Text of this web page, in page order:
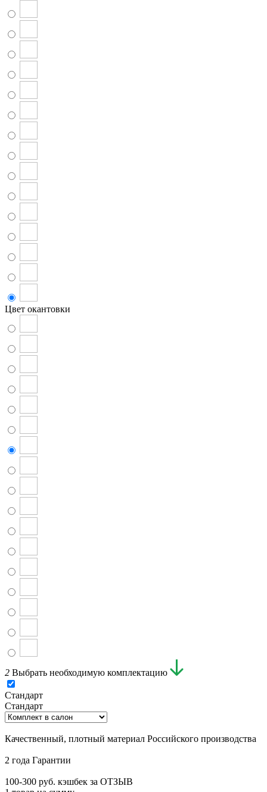
Цвет окантовки
2 Выбрать необходимую комплектацию
Стандарт
Стандарт
Качественный, плотный материал Российского производства
2 года Гарантии
100-300 руб. кэшбек за ОТЗЫВ